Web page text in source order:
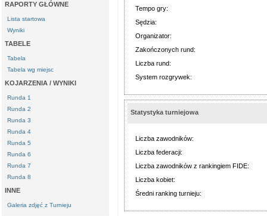
RAPORTY GŁÓWNE
Lista startowa
Wyniki
TABELE
Tabela
Tabela wg miejsc
KOJARZENIA / WYNIKI
Runda 1
Runda 2
Runda 3
Runda 4
Runda 5
Runda 6
Runda 7
Runda 8
INNE
Galeria zdjęć z Turnieju
Tempo gry:
Sędzia:
Organizator:
Zakończonych rund:
Liczba rund:
System rozgrywek:
Statystyka turniejowa
Liczba zawodników:
Liczba federacji:
Liczba zawodników z rankingiem FIDE:
Liczba kobiet:
Średni ranking turnieju: